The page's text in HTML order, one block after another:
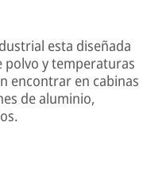
esta diseñada
polvo y temperaturas
encontrar en cabinas
de aluminio,